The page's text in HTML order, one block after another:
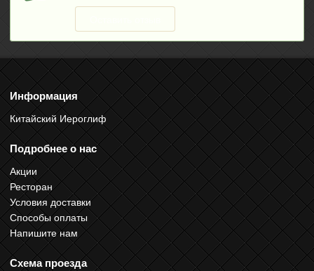
Информация
Китайский Иероглиф
Подробнее о нас
Акции
Ресторан
Условия доставки
Способы оплаты
Напишите нам
Схема проезда